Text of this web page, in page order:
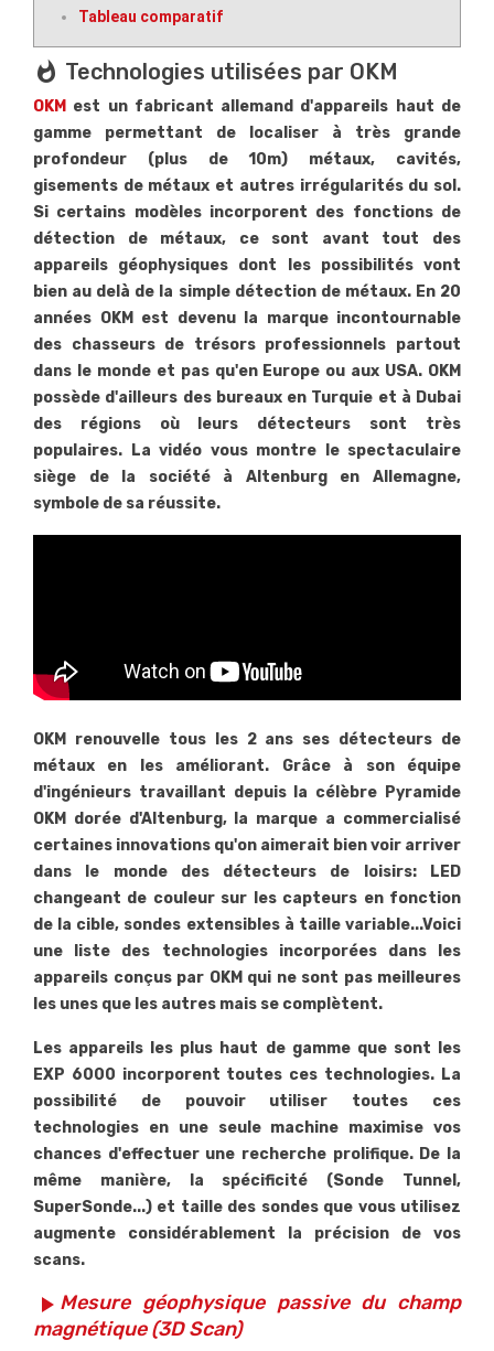
jusqu'à 3m de profondeur
5.6.1. Les add_circledu Pulse Nova
6. whatshot Quel produit OKM choisir ?
Tableau comparatif
whatshot Technologies utilisées par OKM
OKM est un fabricant allemand d'appareils haut de
gamme permettant de localiser à très grande
profondeur (plus de 10m) métaux, cavités,
gisements de métaux et autres irrégularités du sol.
Si certains modèles incorporent des fonctions de
détection de métaux, ce sont avant tout des
appareils géophysiques dont les possibilités vont
bien au delà de la simple détection de métaux. En 20
années OKM est devenu la marque incontournable
des chasseurs de trésors professionnels partout
dans le monde et pas qu'en Europe ou aux USA. OKM
possède d'ailleurs des bureaux en Turquie et à Dubai
des régions où leurs détecteurs sont très
populaires. La vidéo vous montre le spectaculaire
siège de la société à Altenburg en Allemagne,
symbole de sa réussite.
OKM renouvelle tous les 2 ans ses détecteurs de
métaux en les améliorant. Grâce à son équipe
d'ingénieurs travaillant depuis la célèbre Pyramide
OKM dorée d'Altenburg, la marque a commercialisé
certaines innovations qu'on aimerait bien voir arriver
dans le monde des détecteurs de loisirs: LED
changeant de couleur sur les capteurs en fonction
de la cible, sondes extensibles à taille variable...Voici
une liste des technologies incorporées dans les
appareils conçus par OKM qui ne sont pas meilleures
les unes que les autres mais se complètent.
Les appareils les plus haut de gamme que sont les
EXP 6000 incorporent toutes ces technologies. La
possibilité de pouvoir utiliser toutes ces
technologies en une seule machine maximise vos
chances d'effectuer une recherche prolifique. De la
même manière, la spécificité (Sonde Tunnel,
SuperSonde...) et taille des sondes que vous utilisez
augmente considérablement la précision de vos
scans.
play_arrowMesure géophysique passive du champ
magnétique (3D Scan)